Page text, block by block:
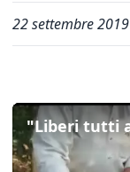
22 settembre 2019